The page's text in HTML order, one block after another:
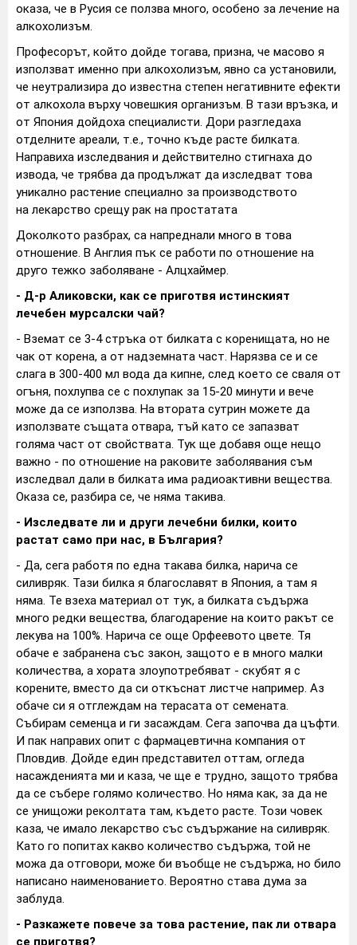
оказа, че в Русия се ползва много, особено за лечение на
алкохолизъм.
Професорът, който дойде тогава, призна, че масово я
използват именно при алкохолизъм, явно са установили,
че неутрализира до известна степен негативните ефекти
от алкохола върху човешкия организъм. В тази връзка, и
от Япония дойдоха специалисти. Дори разгледаха
отделните ареали, т.е., точно къде расте билката.
Направиха изследвания и действително стигнаха до
извода, че трябва да продължат да изследват това
уникално растение специално за производството
на лекарство срещу рак на простатата
Доколкото разбрах, са напреднали много в това
отношение. В Англия пък се работи по отношение на
друго тежко заболяване - Алцхаймер.
- Д-р Аликовски, как се приготвя истинският
лечебен мурсалски чай?
- Вземат се 3-4 стръка от билката с коренищата, но не
чак от корена, а от надземната част. Нарязва се и се
слага в 300-400 мл вода да кипне, след което се сваля от
огъня, похлупва се с похлупак за 15-20 минути и вече
може да се използва. На втората сутрин можете да
използвате същата отвара, тъй като се запазват
голяма част от свойствата. Тук ще добавя още нещо
важно - по отношение на раковите заболявания съм
изследвал дали в билката има радиоактивни вещества.
Оказа се, разбира се, че няма такива.
- Изследвате ли и други лечебни билки, които
растат само при нас, в България?
- Да, сега работя по една такава билка, нарича се
силивряк. Тази билка я благославят в Япония, а там я
няма. Те взеха материал от тук, а билката съдържа
много редки вещества, благодарение на които ракът се
лекува на 100%. Нарича се още Орфеевото цвете. Тя
обаче е забранена със закон, защото е в много малки
количества, а хората злоупотребяват - скубят я с
корените, вместо да си откъснат листче например. Аз
обаче си я отглеждам на терасата от семената.
Събирам семенца и ги засаждам. Сега започва да цъфти.
И пак направих опит с фармацевтична компания от
Пловдив. Дойде един представител оттам, огледа
насажденията ми и каза, че ще е трудно, защото трябва
да се събере голямо количество. Но няма как, за да не
се унищожи реколтата там, където расте. Този човек
каза, че имало лекарство със съдържание на силивряк.
Като го попитах какво количество съдържа, той не
можа да отговори, може би въобще не съдържа, но било
написано наименованието. Вероятно става дума за
заблуда.
- Разкажете повече за това растение, пак ли отвара
се приготвя?